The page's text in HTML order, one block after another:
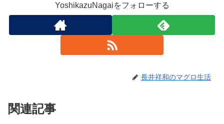
YoshikazuNagaiをフォローする
長井祥和のマグロ生活
関連記事